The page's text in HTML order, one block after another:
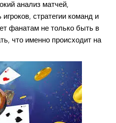
анализ матчей,
стратегии команд и
фанатам не только быть в
что именно происходит на